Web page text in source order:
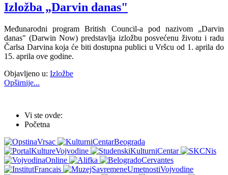
Izložba „Darvin danas"
Međunarodni program British Council-a pod nazivom „Darvin
danas" (Darwin Now) predstavlja izložbu posvećenu životu i radu
Čarlsa Darvina koja će biti dostupna publici u Vršcu od 1. aprila do
15. aprila ove godine.
Objavljeno u: Izložbe
Opširnije...
Vi ste ovde:
Početna